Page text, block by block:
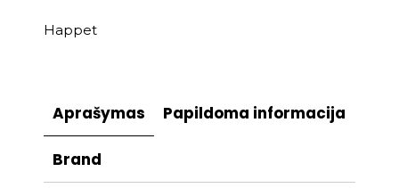
Happet
Aprašymas Papildoma informacija
Brand